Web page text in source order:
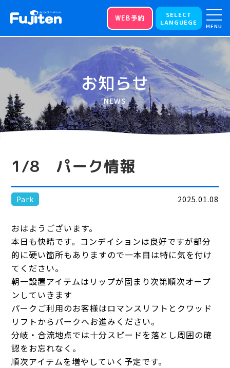
WEB予約
SELECT
LANGUEGE
MENU
お知らせ
NEWS
1/8 パーク情報
Park 2025.01.08
おはようございます。
本日も快晴です。コンデイションは良好ですが部分
的に硬い箇所もありますので一本目は特に気を付け
てください。
朝一設置アイテムはリップが固まり次第順次オープ
ンしていきます
パークご利用のお客様はロマンスリフトとクワッド
リフトからパークへお進みください。
分岐・合流地点では十分スピードを落とし周囲の確
認をお忘れなく。
順次アイテムを増やしていく予定です。